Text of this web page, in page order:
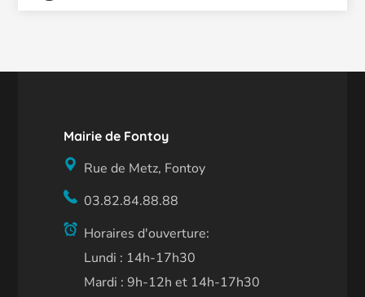
Mairie de Fontoy
Rue de Metz, Fontoy
03.82.84.88.88
Horaires d'ouverture:
Lundi : 14h-17h30
Mardi : 9h-12h et 14h-17h30